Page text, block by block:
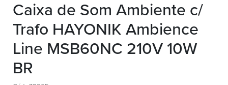
Caixa de Som Ambiente c/
Trafo HAYONIK Ambience
Line MSB60NC 210V 10W
BR